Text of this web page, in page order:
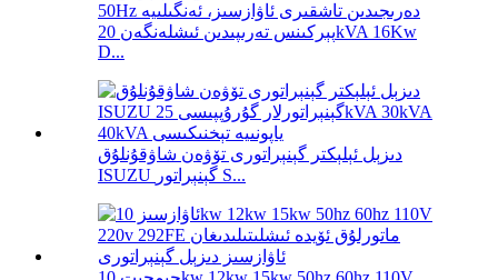
50Hz دەرىجىدىن تاشقىرى ئاۋازسىز، ئەنگىلىيە
پېركىنس تەرىپىدىن ئىشلەنگەن 20kVA 16Kw
D...
دىزېل ئېلېكتر گېنېراتورى تۆۋەن شاۋقۇنلۇق
ISUZU گېنېراتور S...